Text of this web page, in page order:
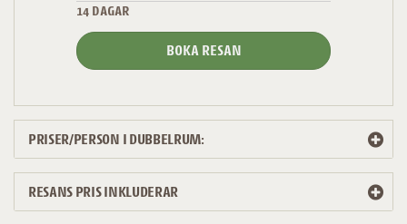
14 DAGAR
BOKA RESAN
PRISER/PERSON I DUBBELRUM:
RESANS PRIS INKLUDERAR